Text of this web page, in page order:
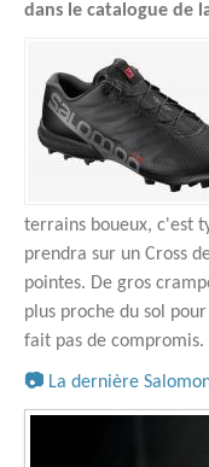
dans le catalogue de
terrains boueux, c'est
prendra sur un Cross
pointes. De gros
plus proche du sol
fait pas de compromis.
📷 La dernière